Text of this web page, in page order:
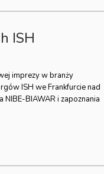
ISH
imprezy w branży
ISH we Frankfurcie nad
BIAWAR i zapoznania